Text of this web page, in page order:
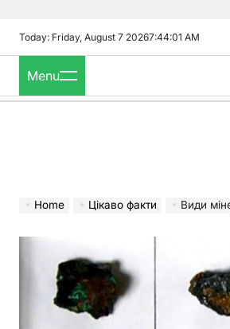
content
Today: Friday, August 7 20267:44:03 AM
Menu
Home Цікаво факти Види